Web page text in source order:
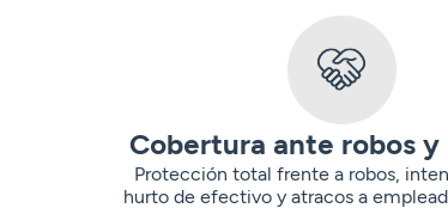
Cobertura ante robos y
Protección total frente a robos,
hurto de efectivo y atracos a